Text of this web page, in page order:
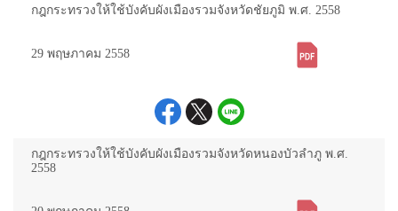
กฎกระทรวงให้ใช้บังคับผังเมืองรวมจังหวัดชัยภูมิ พ.ศ. 2558
29 พฤษภาคม 2558
กฎกระทรวงให้ใช้บังคับผังเมืองรวมจังหวัดหนองบัวลำภู พ.ศ.
2558